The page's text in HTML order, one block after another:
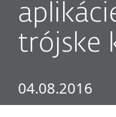
trójske
04.08.2016